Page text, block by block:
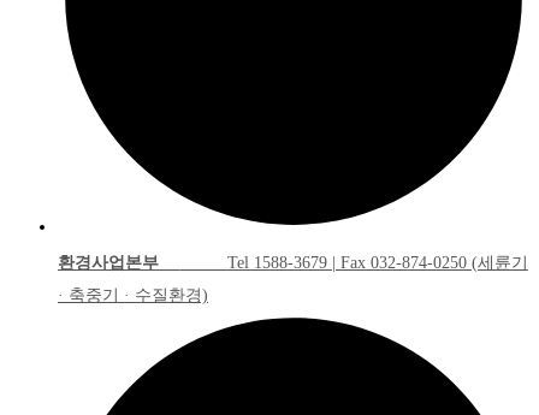
환경사업본부
Tel 1588-3679 | Fax 032-874-0250 (세륜기
· 축중기 · 수질환경)